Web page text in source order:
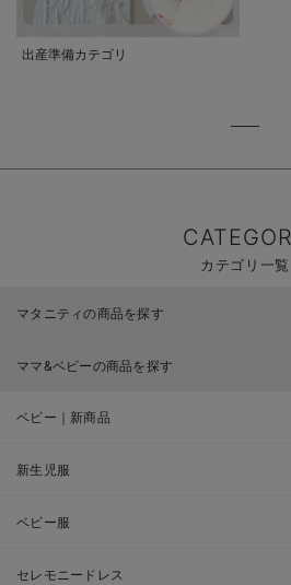
出産準備カテゴリ
カテゴリ一覧
マタニティの商品を探す
ママ&ベビーの商品を探す
ベビー｜新商品
新生児服
ベビー服
セレモニードレス